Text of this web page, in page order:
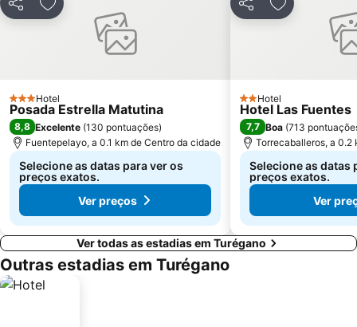
PartilharAdicionar aos favoritos
3 Estrelas
Hotel
Posada Estrella Matutina
8,8 Excelente (130 pontuações)
Fuentepelayo, a 0.1 km de Centro da cidade
Selecione as datas para ver os
preços exatos.
Ver preços
PartilharAdicionar
2 Estrelas
Hotel
Hotel Las Fuentes
7,7 Boa (713
Torrecaballeros, a 0.2
Selecione as datas
preços exatos.
Ver
Ver todas as estadias em Turégano
Outras estadias em Turégano